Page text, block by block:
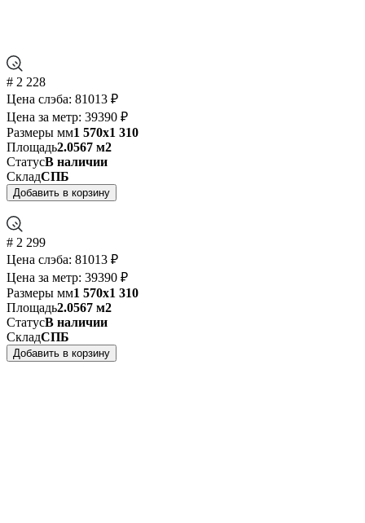
# 2 228
Цена слэба: 81013 ₽
Цена за метр: 39390 ₽
Размеры мм1 570x1 310
Площадь2.0567 м2
СтатусВ наличии
СкладСПБ
Добавить в корзину
# 2 299
Цена слэба: 81013 ₽
Цена за метр: 39390 ₽
Размеры мм1 570x1 310
Площадь2.0567 м2
СтатусВ наличии
СкладСПБ
Добавить в корзину